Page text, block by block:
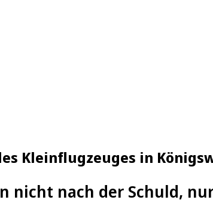
Kleinflugzeuges in
nicht nach der Schuld,